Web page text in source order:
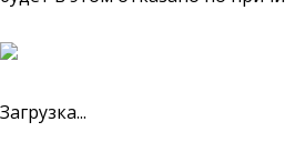
Загрузка...